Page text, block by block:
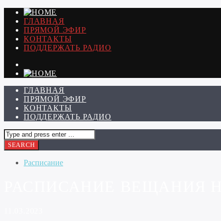
ГЛАВНАЯ
ПРЯМОЙ ЭФИР
КОНТАКТЫ
ПОДДЕРЖАТЬ РАДИО
ГЛАВНАЯ
ПРЯМОЙ ЭФИР
КОНТАКТЫ
ПОДДЕРЖАТЬ РАДИО
Расписание